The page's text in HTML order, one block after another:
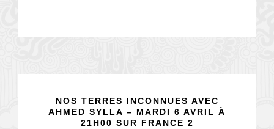
NOS TERRES INCONNUES AVEC
AHMED SYLLA – MARDI 6 AVRIL À
21H00 SUR FRANCE 2